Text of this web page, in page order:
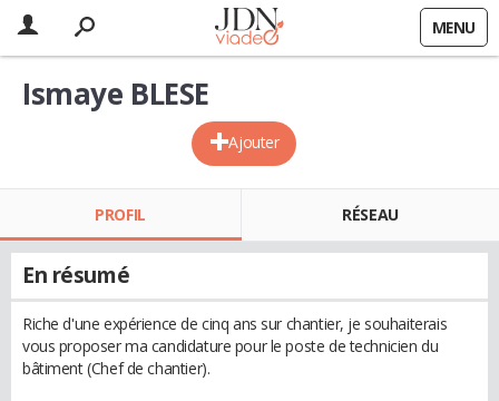
MENU
Ajouter
Ismaye BLESE
PROFIL RÉSEAU
En résumé
Riche d'une expérience de cinq ans sur chantier, je souhaiterais
vous proposer ma candidature pour le poste de technicien du
bâtiment (Chef de chantier).